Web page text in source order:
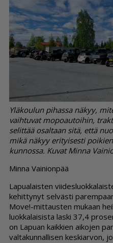
Yläkoulun pihassa näkyy,
vaihtuvat mopoautoihin,
selittää osaltaan sitä, että
mikä näkyy erityisesti
kunnossa. Kuvat Minna
Min­na Vai­ni­on­pää
La­pu­a­lais­ten
ke­hit­ty­nyt sel­väs­ti
Move!-mit­taus­ten mu­kaan
luok­ka­lai­sis­ta las­ki 37,4
on La­pu­an kaik­kien ai­ko­jen
val­ta­kun­nal­li­sen kes­ki­ar­von,